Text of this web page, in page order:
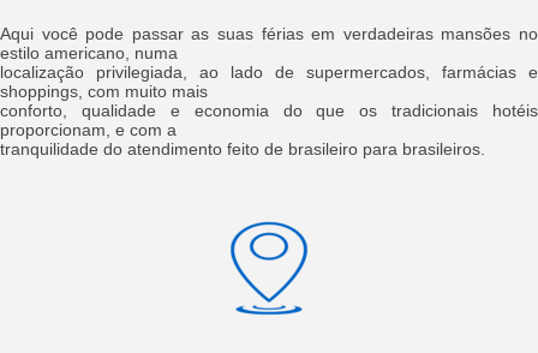
Aqui você pode passar as suas férias em verdadeiras mansões no
estilo americano, numa
localização privilegiada, ao lado de supermercados, farmácias e
shoppings, com muito mais
conforto, qualidade e economia do que os tradicionais hotéis
proporcionam, e com a
tranquilidade do atendimento feito de brasileiro para brasileiros.